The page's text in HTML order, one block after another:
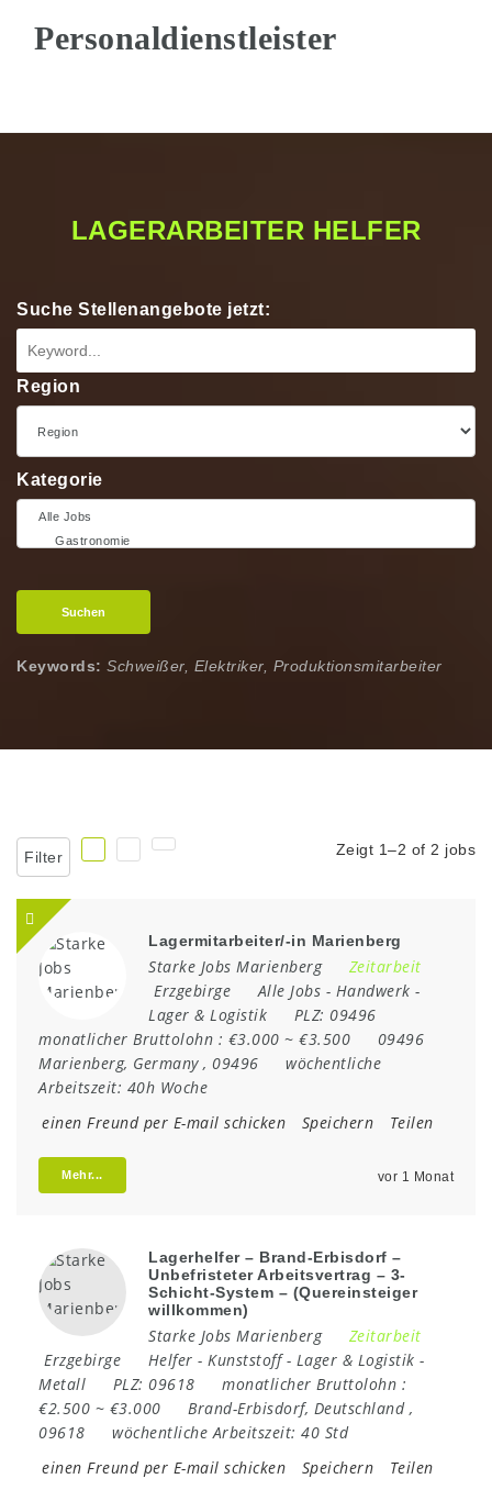
LAGERARBEITER HELFER
Suche Stellenangebote jetzt:
Region
Kategorie
Suchen
Keywords: Schweißer, Elektriker, Produktionsmitarbeiter
Filter Zeigt 1–2 of 2 jobs
Lagermitarbeiter/-in Marienberg
Starke Jobs Marienberg
Zeitarbeit
Erzgebirge
Alle Jobs - Handwerk -
Lager & Logistik
PLZ: 09496
monatlicher Bruttolohn : €3.000 ~ €3.500
09496
Marienberg, Germany, 09496
wöchentliche
Arbeitszeit: 40h Woche
einen Freund per E-mail schicken
Speichern Teilen
Mehr... vor 1 Monat
Lagerhelfer – Brand-Erbisdorf –
Unbefristeter Arbeitsvertrag – 3-
Schicht-System – (Quereinsteiger
willkommen)
Starke Jobs Marienberg
Zeitarbeit
Erzgebirge
Helfer - Kunststoff- Lager & Logistik -
Metall
PLZ: 09618
monatlicher Bruttolohn :
€2.500 ~ €3.000
Brand-Erbisdorf, Deutschland,
09618
wöchentliche Arbeitszeit: 40 Std
einen Freund per E-mail schicken
Speichern Teilen